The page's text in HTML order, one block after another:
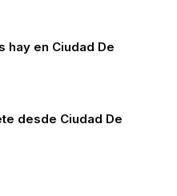
hay en Ciudad De
desde Ciudad De